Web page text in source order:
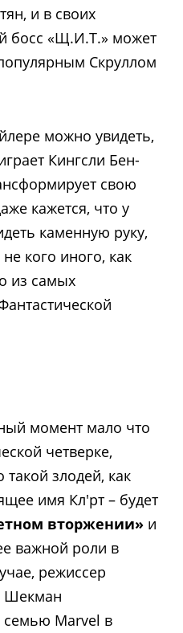
и в своих
босс «Щ.И.Т.» может
Скруллом
можно увидеть,
Кингсли Бен-
свою
кажется, что у
каменную руку,
кого иного, как
из самых
момент мало что
четверке,
злодей, как
имя Кл'рт – будет
вторжении» и
важной роли в
режиссер
Шекман
семью Marvel в